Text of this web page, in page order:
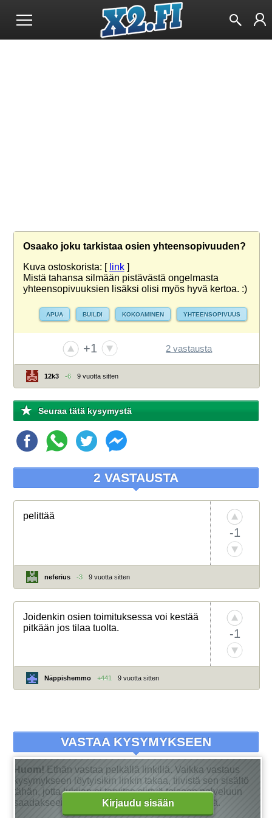
Osaako joku tarkistaa osien yhteensopivuuden?
Kuva ostoskorista: [ link]
Mistä tahansa silmään pistävästä ongelmasta
yhteensopivuuksien lisäksi olisi myös hyvä kertoa. :)
APUA BUILDI KOKOAMINEN YHTEENSOPIVUUS
+1 2 vastausta
12k3 -6 9 vuotta sitten
Seuraa tätä kysymystä
2 VASTAUSTA
pelittää
-1
neferius -3 9 vuotta sitten
Joidenkin osien toimituksessa voi kestää
pitkään jos tilaa tuolta.
-1
Näppishemmo +441 9 vuotta sitten
Kirjaudu sisään
VASTAA KYSYMYKSEEN
Huom! Ethän vastaa pelkällä linkillä. Vaikka vastaus
kysymykseen löytyisikin linkin takaa, tiivistä sen sisältö
tähän, jotta lukijan ei tarvitse siirtyä toiseen palveluun
saadakseen tarkan vastauksen kysymykseensä.